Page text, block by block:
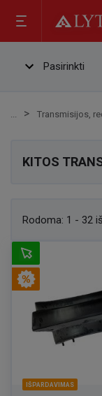
Pasirinkti
Transmisijos,
KITOS
Rodoma: 1 - 32
IŠPARDAVIMAS